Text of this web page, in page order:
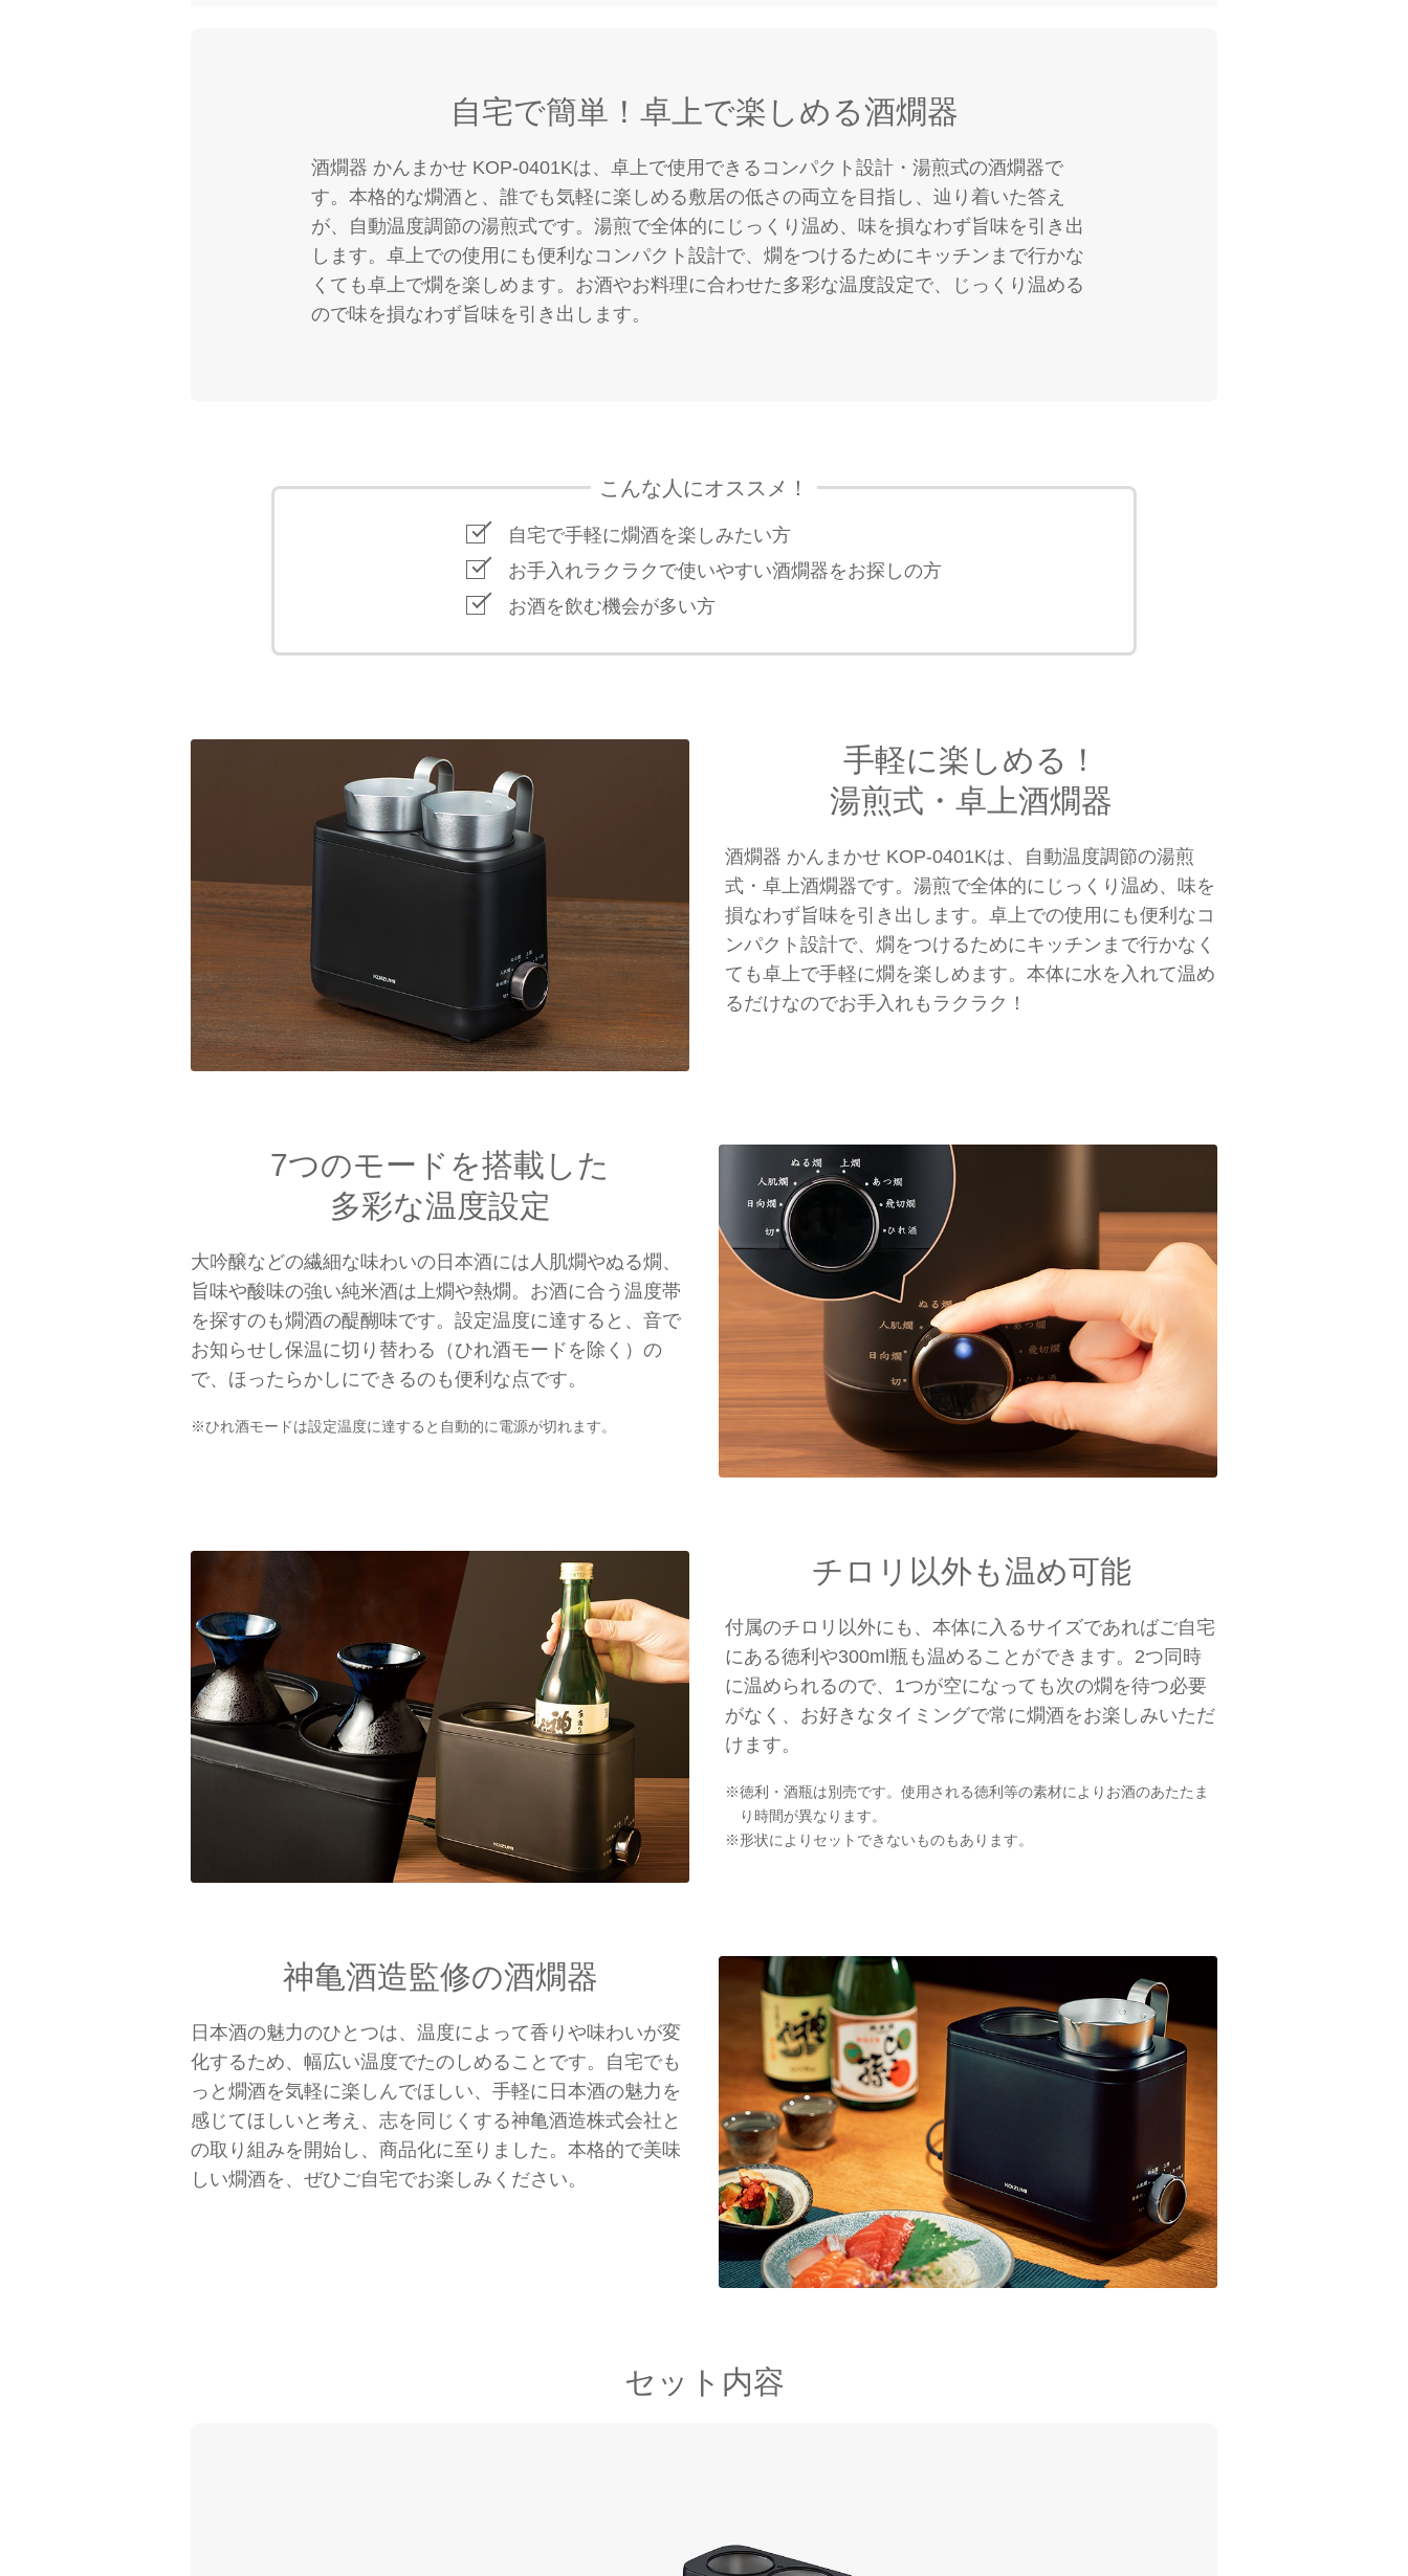
自宅で簡単！卓上で楽しめる酒燗器
酒燗器 かんまかせ KOP-0401Kは、卓上で使用できるコンパクト設計・湯煎式の酒燗器で
す。本格的な燗酒と、誰でも気軽に楽しめる敷居の低さの両立を目指し、辿り着いた答え
が、自動温度調節の湯煎式です。湯煎で全体的にじっくり温め、味を損なわず旨味を引き出
します。卓上での使用にも便利なコンパクト設計で、燗をつけるためにキッチンまで行かな
くても卓上で燗を楽しめます。お酒やお料理に合わせた多彩な温度設定で、じっくり温める
ので味を損なわず旨味を引き出します。
こんな人にオススメ！
自宅で手軽に燗酒を楽しみたい方
お手入れラクラクで使いやすい酒燗器をお探しの方
お酒を飲む機会が多い方
手軽に楽しめる！
湯煎式・卓上酒燗器
酒燗器 かんまかせ KOP-0401Kは、自動温度調節の湯煎
式・卓上酒燗器です。湯煎で全体的にじっくり温め、味を
損なわず旨味を引き出します。卓上での使用にも便利なコ
ンパクト設計で、燗をつけるためにキッチンまで行かなく
ても卓上で手軽に燗を楽しめます。本体に水を入れて温め
るだけなのでお手入れもラクラク！
7つのモードを搭載した
多彩な温度設定
大吟醸などの繊細な味わいの日本酒には人肌燗やぬる燗、
旨味や酸味の強い純米酒は上燗や熱燗。お酒に合う温度帯
を探すのも燗酒の醍醐味です。設定温度に達すると、音で
お知らせし保温に切り替わる（ひれ酒モードを除く）の
で、ほったらかしにできるのも便利な点です。
※ひれ酒モードは設定温度に達すると自動的に電源が切れます。
チロリ以外も温め可能
付属のチロリ以外にも、本体に入るサイズであればご自宅
にある徳利や300ml瓶も温めることができます。2つ同時
に温められるので、1つが空になっても次の燗を待つ必要
がなく、お好きなタイミングで常に燗酒をお楽しみいただ
けます。
※徳利・酒瓶は別売です。使用される徳利等の素材によりお酒のあたたま
り時間が異なります。
※形状によりセットできないものもあります。
神亀酒造監修の酒燗器
日本酒の魅力のひとつは、温度によって香りや味わいが変
化するため、幅広い温度でたのしめることです。自宅でも
っと燗酒を気軽に楽しんでほしい、手軽に日本酒の魅力を
感じてほしいと考え、志を同じくする神亀酒造株式会社と
の取り組みを開始し、商品化に至りました。本格的で美味
しい燗酒を、ぜひご自宅でお楽しみください。
セット内容